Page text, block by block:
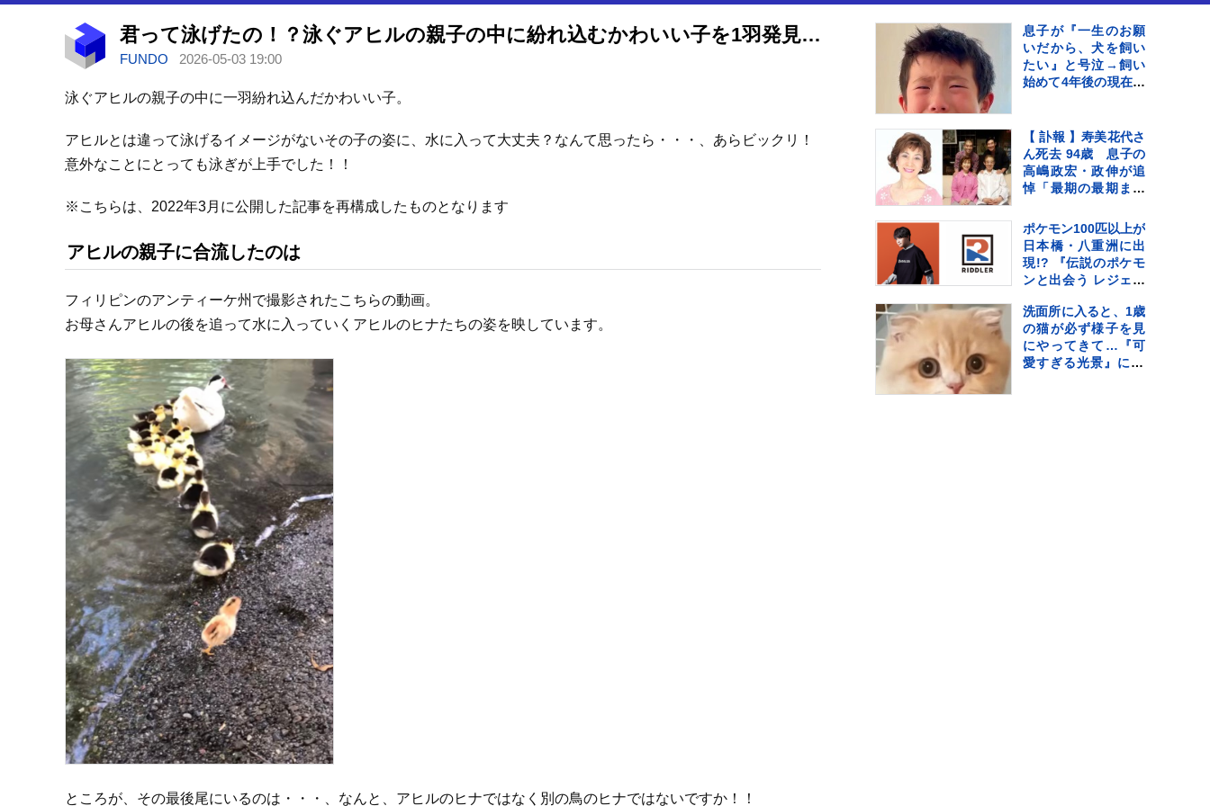
君って泳げたの！？泳ぐアヒルの親子の中に紛れ込むかわいい子を1羽発見！！【海外・動画】
FUNDO 2026-05-03 19:00
泳ぐアヒルの親子の中に一羽紛れ込んだかわいい子。
アヒルとは違って泳げるイメージがないその子の姿に、水に入って大丈夫？なんて思ったら・・・、あらビックリ！
意外なことにとっても泳ぎが上手でした！！
※こちらは、2022年3月に公開した記事を再構成したものとなります
アヒルの親子に合流したのは
フィリピンのアンティーケ州で撮影されたこちらの動画。
お母さんアヒルの後を追って水に入っていくアヒルのヒナたちの姿を映しています。
ところが、その最後尾にいるのは・・・、なんと、アヒルのヒナではなく別の鳥のヒナではないですか！！
息子が『一生のお願
いだから、犬を飼い
たい』と号泣→飼い
始めて4年後の現在…
「素敵」「愛溢れて
る」
【 訃報 】寿美花代さ
ん死去 94歳 息子の
高嶋政宏・政伸が追
悼「最期の最期まで
た母でした」
ポケモン100匹以上が
日本橋・八重洲に出
現!? 『伝説のポケモ
ンと出会う レジェン
吾率いる
「RIDDLER」制作の
謎解きイベントも実
施
洗面所に入ると、1歳
の猫が必ず様子を見
にやってきて…『可
愛すぎる光景』に22